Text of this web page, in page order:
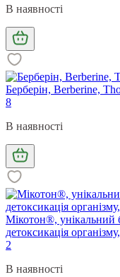
В наявності
Берберін, Berberine,
8
В наявності
Мікотон®, унікальний
детоксикація
2
В наявності